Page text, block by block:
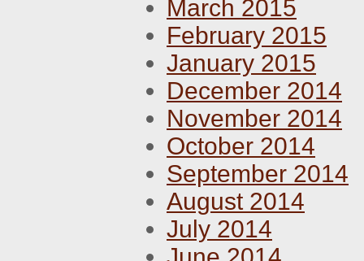
March 2015
February 2015
January 2015
December 2014
November 2014
October 2014
September 2014
August 2014
July 2014